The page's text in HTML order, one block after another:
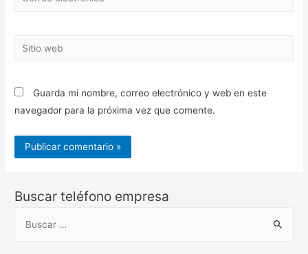
Sitio
Guarda mi nombre, correo electrónico y web en este
navegador para la próxima vez que comente.
Buscar teléfono empresa